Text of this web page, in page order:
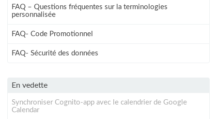
FAQ – Questions fréquentes sur la terminologies
personnalisée
FAQ- Code Promotionnel
FAQ- Sécurité des données
En vedette
Synchroniser Cognito-app avec le calendrier de Google
Calendar